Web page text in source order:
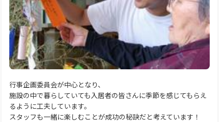
行事企画委員会が中心となり、
施設の中で暮らしていても入居者の皆さんに季節を感じてもらえ
るように工夫しています。
スタッフも一緒に楽しむことが成功の秘訣だと考えています！